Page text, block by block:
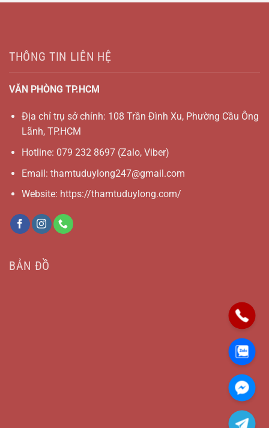
THÔNG TIN LIÊN HỆ
VĂN PHÒNG TP.HCM
Địa chỉ trụ sở chính: 108 Trần Đình Xu, Phường Cầu Ông
Lãnh, TP.HCM
Hotline: 079 232 8697(Zalo, Viber)
Email: thamtuduylong247@gmail.com
Website: https://thamtuduylong.com/
BẢN ĐỒ